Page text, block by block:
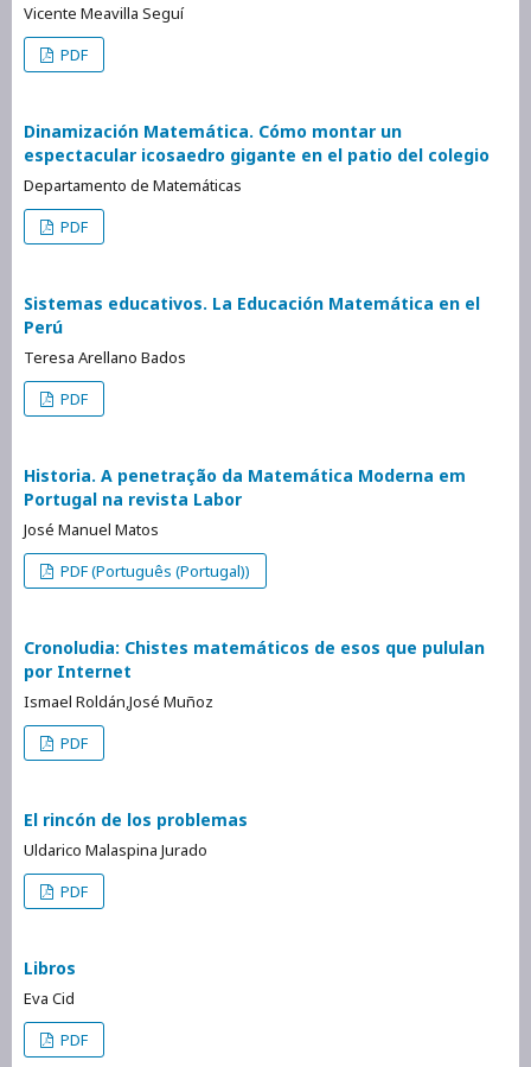
Vicente Meavilla Seguí
PDF
Dinamización Matemática. Cómo montar un
espectacular icosaedro gigante en el patio del colegio
Departamento de Matemáticas
PDF
Sistemas educativos. La Educación Matemática en el
Perú
Teresa Arellano Bados
PDF
Historia. A penetração da Matemática Moderna em
Portugal na revista Labor
José Manuel Matos
PDF (Português (Portugal))
Cronoludia: Chistes matemáticos de esos que pululan
por Internet
Ismael Roldán,José Muñoz
PDF
El rincón de los problemas
Uldarico Malaspina Jurado
PDF
Libros
Eva Cid
PDF